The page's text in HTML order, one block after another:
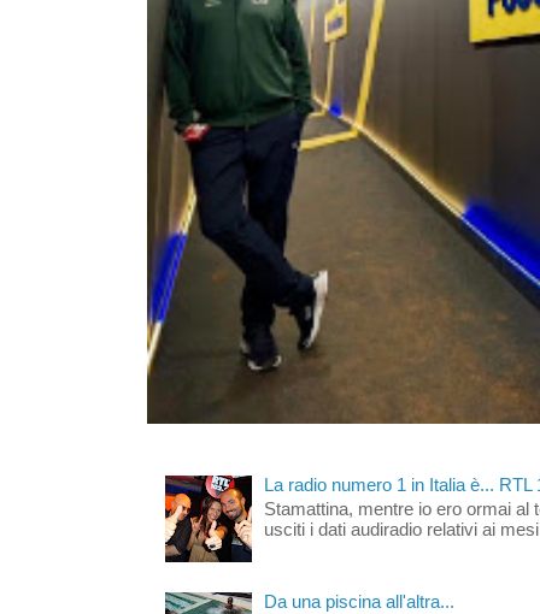
La radio numero 1 in Italia è... RTL
Stamattina, mentre io ero ormai al
usciti i dati audiradio relativi ai
Da una piscina all'altra...